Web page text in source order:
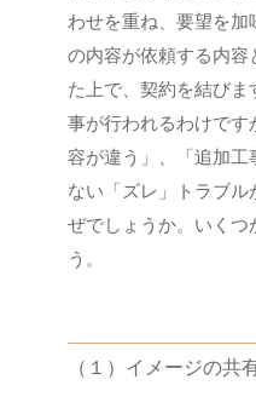
わせを重ね、要望を
の内容が依頼する内容
た上で、契約を結びま
事が行われるわけです
容が違う」、「追加工
ない「ズレ」トラブ
ぜでしょうか。いくつ
う。
（１）イメージの共